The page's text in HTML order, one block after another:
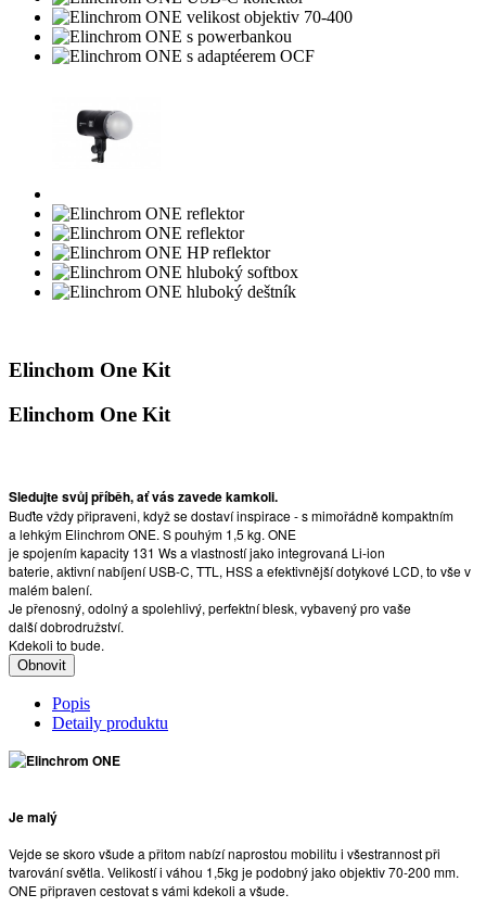
Elinchom One Kit
Elinchom One Kit
Sledujte svůj příběh, ať vás zavede kamkoli.
Buďte vždy připraveni, když se dostaví inspirace - s mimořádně kompaktním
a lehkým Elinchrom ONE. S pouhým 1,5 kg. ONE
je spojením kapacity 131 Ws a vlastností jako integrovaná Li-ion
baterie, aktivní nabíjení USB-C, TTL, HSS a efektivnější dotykové LCD, to vše v
malém balení.
Je přenosný, odolný a spolehlivý, perfektní blesk, vybavený pro vaše
další dobrodružství.
Kdekoli to bude.
Popis
Detaily produktu
Je malý
Vejde se skoro všude a přitom nabízí naprostou mobilitu i všestrannost při
tvarování světla. Velikostí i váhou 1,5kg je podobný jako objektiv 70-200 mm.
ONE připraven cestovat s vámi kdekoli a všude.